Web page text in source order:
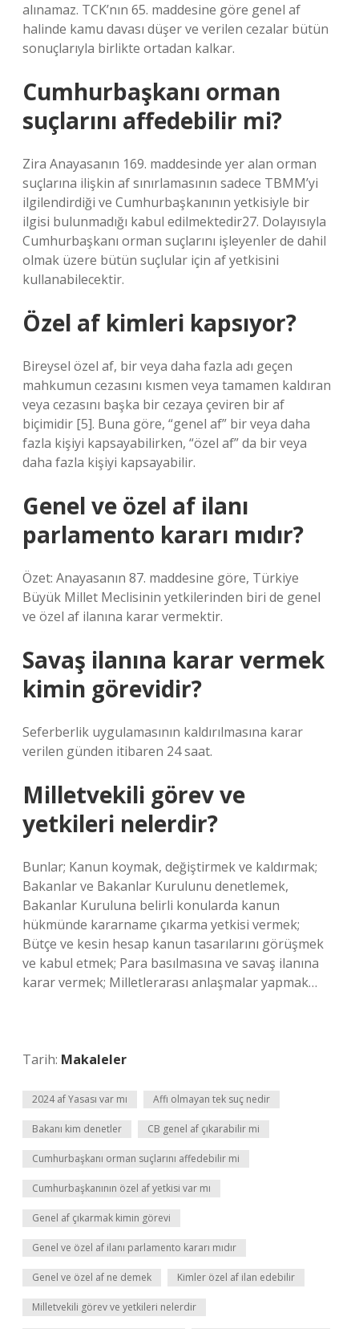
alınamaz. TCK’nın 65. maddesine göre genel af
halinde kamu davası düşer ve verilen cezalar bütün
sonuçlarıyla birlikte ortadan kalkar.
Cumhurbaşkanı orman
suçlarını affedebilir mi?
Zira Anayasanın 169. maddesinde yer alan orman
suçlarına ilişkin af sınırlamasının sadece TBMM’yi
ilgilendirdiği ve Cumhurbaşkanının yetkisiyle bir
ilgisi bulunmadığı kabul edilmektedir27. Dolayısıyla
Cumhurbaşkanı orman suçlarını işleyenler de dahil
olmak üzere bütün suçlular için af yetkisini
kullanabilecektir.
Özel af kimleri kapsıyor?
Bireysel özel af, bir veya daha fazla adı geçen
mahkumun cezasını kısmen veya tamamen kaldıran
veya cezasını başka bir cezaya çeviren bir af
biçimidir [5]. Buna göre, “genel af” bir veya daha
fazla kişiyi kapsayabilirken, “özel af” da bir veya
daha fazla kişiyi kapsayabilir.
Genel ve özel af ilanı
parlamento kararı mıdır?
Özet: Anayasanın 87. maddesine göre, Türkiye
Büyük Millet Meclisinin yetkilerinden biri de genel
ve özel af ilanına karar vermektir.
Savaş ilanına karar vermek
kimin görevidir?
Seferberlik uygulamasının kaldırılmasına karar
verilen günden itibaren 24 saat.
Milletvekili görev ve
yetkileri nelerdir?
Bunlar; Kanun koymak, değiştirmek ve kaldırmak;
Bakanlar ve Bakanlar Kurulunu denetlemek,
Bakanlar Kuruluna belirli konularda kanun
hükmünde kararname çıkarma yetkisi vermek;
Bütçe ve kesin hesap kanun tasarılarını görüşmek
ve kabul etmek; Para basılmasına ve savaş ilanına
karar vermek; Milletlerarası anlaşmalar yapmak…
Tarih: Makaleler
2024 af Yasası var mı Affı olmayan tek suç nedir
Bakanı kim denetler CB genel af çıkarabilir mi
Cumhurbaşkanı orman suçlarını affedebilir mi
Cumhurbaşkanının özel af yetkisi var mı
Genel af çıkarmak kimin görevi
Genel ve özel af ilanı parlamento kararı mıdır
Genel ve özel af ne demek Kimler özel af ilan edebilir
Milletvekili görev ve yetkileri nelerdir